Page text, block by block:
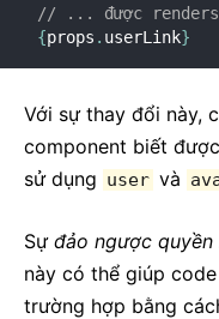
// ... được
{props . userLink}
Với sự thay đổi này,
component biết được
sử dụng user và
Sự đảo ngược
này có thể giúp
trường hợp bằng